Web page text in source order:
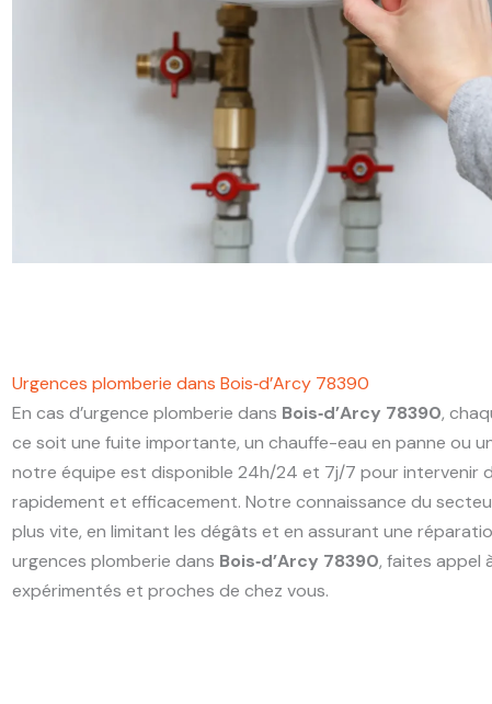
Urgences plomberie dans Bois‑d’Arcy 78390
En cas d’urgence plomberie dans Bois‑d’Arcy 78390,
ce soit une fuite importante, un chauffe-eau en panne ou
notre équipe est disponible 24h/24 et 7j/7 pour intervenir
rapidement et efficacement. Notre connaissance du
plus vite, en limitant les dégâts et en assurant une
urgences plomberie dans Bois‑d’Arcy 78390, faites appel
expérimentés et proches de chez vous.